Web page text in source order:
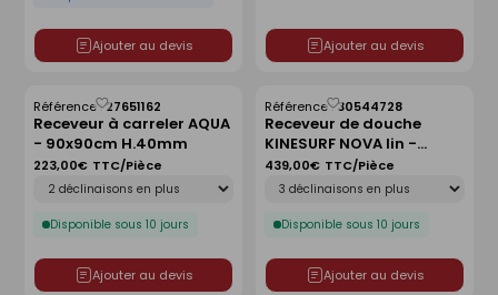
Ajouter au devis Ajouter au devis
Receveur à carreler AQUA
- 90x90cm H.40mm
Référence :27651162
Disponible sous 10 jours
223,00€ TTC/Pièce
Ajouter au devis
Enregistrer
comme
liste
Receveur de douche
KINESURF NOVA lin -
120x90 cm
Référence :30544728
Disponible sous 10 jours
439,00€ TTC/Pièce
Ajouter au devis
Enregistrer
comme
liste